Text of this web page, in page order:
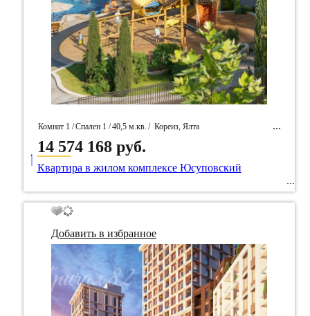
Комнат 1 /Спален 1 /40,5 м.кв. / Кореиз, Ялта
/ Идентификатор собственность 91788
14 574 168 руб.
____
Квартира в жилом комплексе Юсуповский
Добавить в избранное